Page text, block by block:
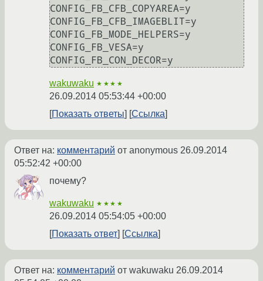
CONFIG_FB_CFB_COPYAREA=y
CONFIG_FB_CFB_IMAGEBLIT=y
CONFIG_FB_MODE_HELPERS=y
CONFIG_FB_VESA=y
CONFIG_FB_CON_DECOR=y
wakuwaku ★★★★
26.09.2014 05:53:44 +00:00
Показать ответы
Ссылка
Ответ на: комментарий от anonymous 26.09.2014
05:52:42 +00:00
почему?
wakuwaku ★★★★
26.09.2014 05:54:05 +00:00
Показать ответ
Ссылка
Ответ на: комментарий от wakuwaku 26.09.2014